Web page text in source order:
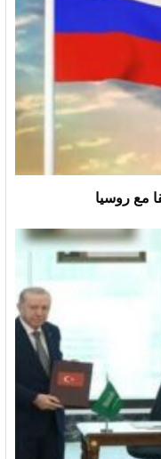
مع روسيا